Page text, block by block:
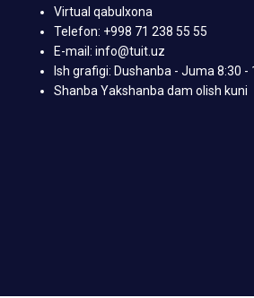
Virtual qabulxona
Telefon: +998 71 238 55 55
E-mail: info@tuit.uz
Ish grafigi: Dushanba - Juma 8:30 -
Shanba Yakshanba dam olish kuni